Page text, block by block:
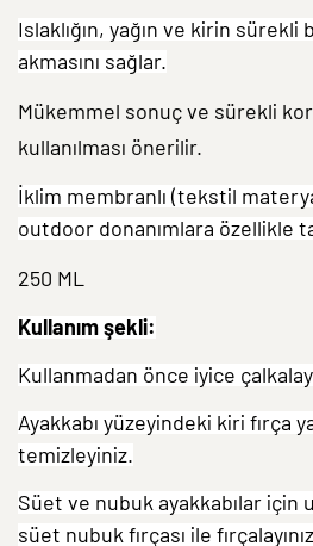
Islaklığın, yağın ve kirin
akmasını sağlar.
Mükemmel sonuç ve sürekli
kullanılması önerilir.
İklim membranlı (tekstil
outdoor donanımlara özellikle
250 ML
Kullanım şekli:
Kullanmadan önce iyice
Ayakkabı yüzeyindeki kiri fırça
temizleyiniz.
Süet ve nubuk ayakkabılar için
süet nubuk fırçası ile